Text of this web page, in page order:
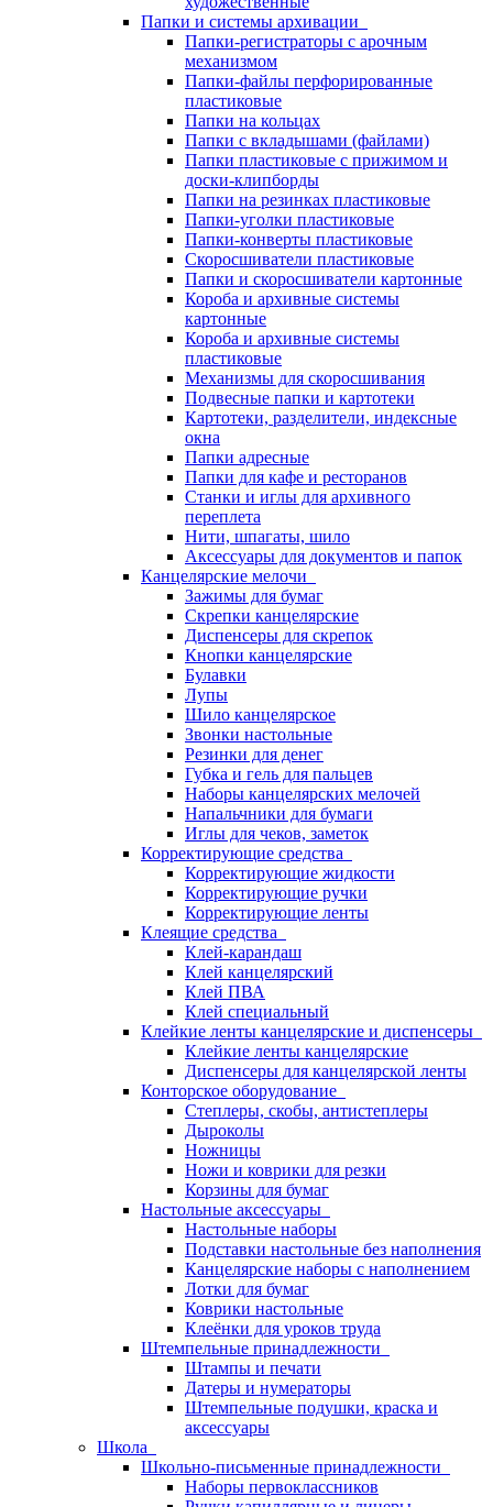
Папки и системы архивации
Папки-регистраторы с арочным
механизмом
Папки-файлы перфорированные
пластиковые
Папки на кольцах
Папки с вкладышами (файлами)
Папки пластиковые с прижимом и
доски-клипборды
Папки на резинках пластиковые
Папки-уголки пластиковые
Папки-конверты пластиковые
Скоросшиватели пластиковые
Папки и скоросшиватели картонные
Короба и архивные системы
картонные
Короба и архивные системы
пластиковые
Механизмы для скоросшивания
Подвесные папки и картотеки
Картотеки, разделители, индексные
окна
Папки адресные
Папки для кафе и ресторанов
Станки и иглы для архивного
переплета
Нити, шпагаты, шило
Аксессуары для документов и папок
Канцелярские мелочи
Зажимы для бумаг
Скрепки канцелярские
Диспенсеры для скрепок
Кнопки канцелярские
Булавки
Лупы
Шило канцелярское
Звонки настольные
Резинки для денег
Губка и гель для пальцев
Наборы канцелярских мелочей
Напальчники для бумаги
Иглы для чеков, заметок
Корректирующие средства
Корректирующие жидкости
Корректирующие ручки
Корректирующие ленты
Клеящие средства
Клей-карандаш
Клей канцелярский
Клей ПВА
Клей специальный
Клейкие ленты канцелярские и диспенсеры
Клейкие ленты канцелярские
Диспенсеры для канцелярской ленты
Конторское оборудование
Степлеры, скобы, антистеплеры
Дыроколы
Ножницы
Ножи и коврики для резки
Корзины для бумаг
Настольные аксессуары
Настольные наборы
Подставки настольные без наполнения
Канцелярские наборы с наполнением
Лотки для бумаг
Коврики настольные
Клеёнки для уроков труда
Штемпельные принадлежности
Штампы и печати
Датеры и нумераторы
Штемпельные подушки, краска и
аксессуары
Школа
Школьно-письменные принадлежности
Наборы первоклассников